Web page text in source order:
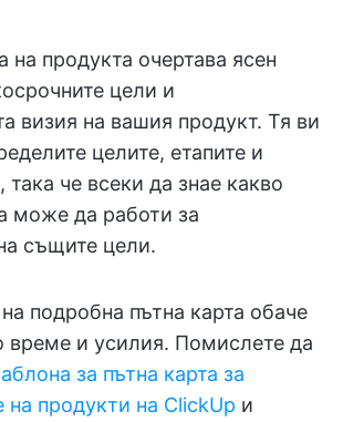
на продукта очертава ясен
цели и
визия на вашия продукт. Тя ви
целите, етапите и
така че всеки да знае какво
може да работи за
същите цели.
подробна пътна карта обаче
време и усилия. Помислете да
за пътна карта за
на продукти на ClickUp и